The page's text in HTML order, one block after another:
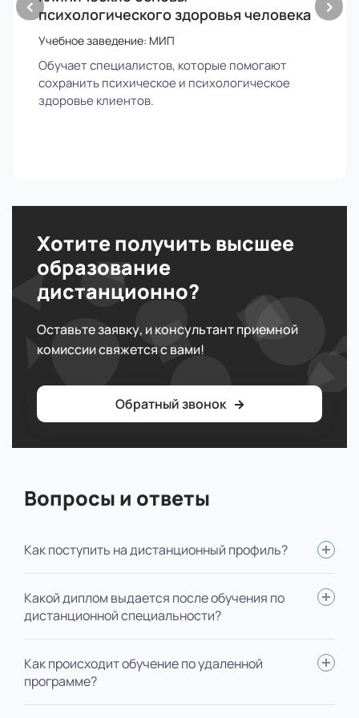
‹ психологического здоровья человека
Учебное заведение: МИП
Обучает специалистов, которые помогают
сохранить психическое и психологическое
здоровье клиентов.
›
Хотите получить высшее
образование
дистанционно?
Оставьте заявку, и консультант приемной
комиссии свяжется с вами!
Обратный звонок
Вопросы и ответы
Как поступить на дистанционный профиль?
Для поступления вам нужно: определиться со
специальностью, выслать нам документы, пройти
оформление полностью берем на себя.
Какой диплом выдается после обучения по
дистанционной специальности?
В зависимости от ступени обучения, выдается диплом
государственного образца специалиста, бакалавра или
магистра. В дипломе не указывается форма обучения.
Как происходит обучение по удаленной
программе?